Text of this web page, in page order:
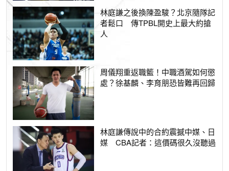
林庭謙之後換陳盈駿？北京隨隊記
者鬆口 傳TPBL開史上最大約搶
人
周儀翔重返職籃！中職酒駕如何懲
處？徐基麟、李育朋恐皆難再回歸
林庭謙傳說中的合約震撼中媒、日
媒 CBA記者：這價碼很久沒聽過